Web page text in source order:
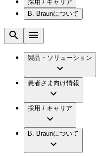
ソリューション
メンテナ
国内の修
手術器具
製品・診療領域
歯科
低侵襲手
腰椎椎間
水頭症につ
慢性創傷の
アクトリ
アクトリ
疾患・症状
採用 / キャリア
ビー・ブ
ビー・ブ
会社概要
報
要
キャリア（B.
B. Braunについて
ビジョンと
ブランド
ついて
イノベーシ
私たちの責任
製品・ソリューション
患者さま向け情報
採用 / キャリア
B. Braunについて